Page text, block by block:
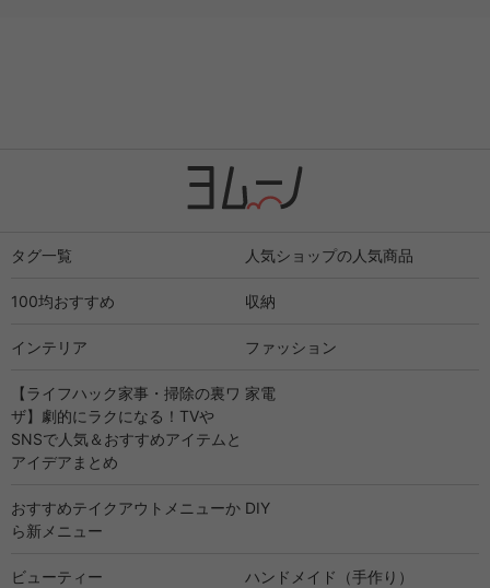
タグ一覧 人気ショップの人気商品
100均おすすめ 収納
インテリア ファッション
【ライフハック家事・掃除の裏ワ
ザ】劇的にラクになる！TVや
SNSで人気＆おすすめアイテムと
アイデアまとめ
家電
おすすめテイクアウトメニューか
ら新メニュー
DIY
ビューティー ハンドメイド（手作り）